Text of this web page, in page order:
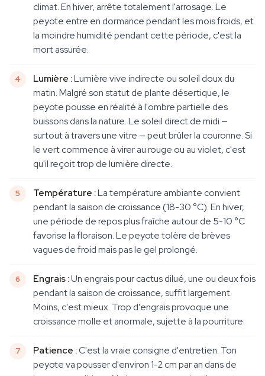
climat. En hiver, arrête totalement l'arrosage. Le
peyote entre en dormance pendant les mois froids, et
la moindre humidité pendant cette période, c'est la
mort assurée.
Lumière :Lumière vive indirecte ou soleil doux du
matin. Malgré son statut de plante désertique, le
peyote pousse en réalité à l'ombre partielle des
buissons dans la nature. Le soleil direct de midi —
surtout à travers une vitre — peut brûler la couronne. Si
le vert commence à virer au rouge ou au violet, c'est
qu'il reçoit trop de lumière directe.
Température :La température ambiante convient
pendant la saison de croissance (18-30 °C). En hiver,
une période de repos plus fraîche autour de 5-10 °C
favorise la floraison. Le peyote tolère de brèves
vagues de froid mais pas le gel prolongé.
Engrais :Un engrais pour cactus dilué, une ou deux fois
pendant la saison de croissance, suffit largement.
Moins, c'est mieux. Trop d'engrais provoque une
croissance molle et anormale, sujette à la pourriture.
Patience :C'est la vraie consigne d'entretien. Ton
peyote va pousser d'environ 1-2 cm par an dans de